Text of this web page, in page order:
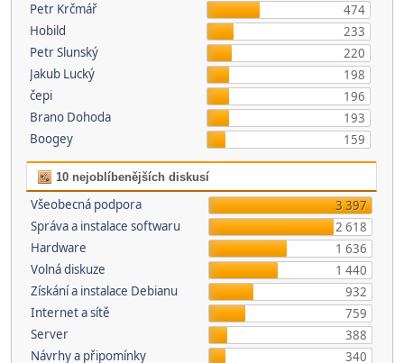
Petr Krčmář
474
Hobild
233
Petr Slunský
220
Jakub Lucký
198
čepi
196
Brano Dohoda
193
Boogey
159
10 nejoblíbenějších diskusí
Všeobecná podpora
3 397
Správa a instalace softwaru
2 618
Hardware
1 636
Volná diskuze
1 440
Získání a instalace Debianu
932
Internet a sítě
759
Server
388
Návrhy a připomínky
340